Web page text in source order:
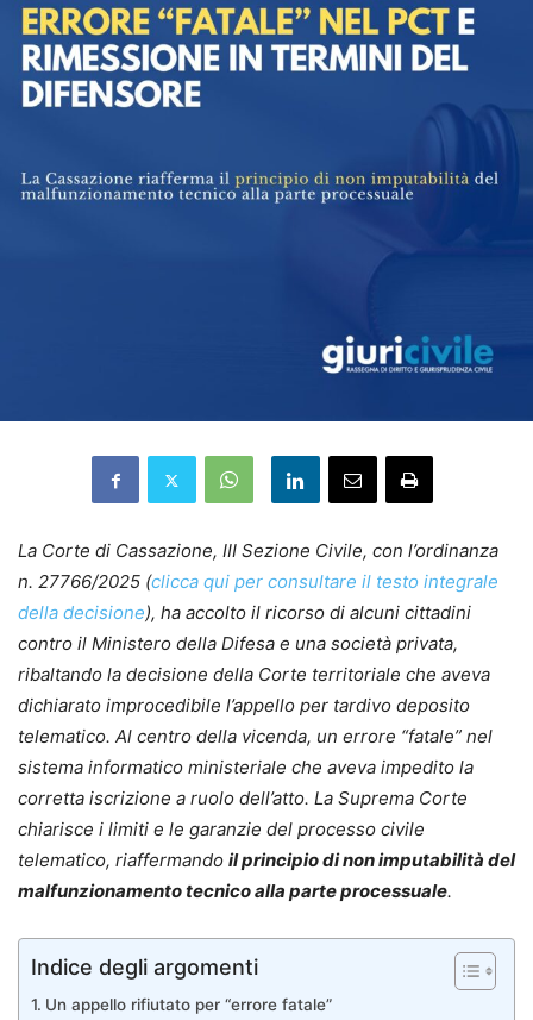
La Corte di Cassazione, III Sezione Civile, con l’ordinanza
n. 27766/2025 (clicca qui per consultare il testo integrale
della decisione), ha accolto il ricorso di alcuni cittadini
contro il Ministero della Difesa e una società privata,
ribaltando la decisione della Corte territoriale che aveva
dichiarato improcedibile l’appello per tardivo deposito
telematico. Al centro della vicenda, un errore “fatale” nel
sistema informatico ministeriale che aveva impedito la
corretta iscrizione a ruolo dell’atto. La Suprema Corte
chiarisce i limiti e le garanzie del processo civile
telematico, riaffermando il principio di non imputabilità del
malfunzionamento tecnico alla parte processuale.
Indice degli argomenti
Un appello rifiutato per “errore fatale”